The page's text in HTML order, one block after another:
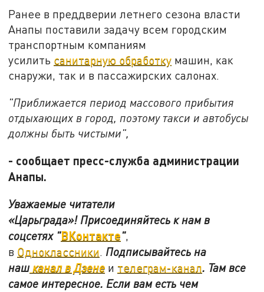
Ранее в преддверии летнего сезона власти
Анапы поставили задачу всем городским
транспортным компаниям
усилить санитарную обработку машин, как
снаружи, так и в пассажирских салонах.
"Приближается период массового прибытия
отдыхающих в город, поэтому такси и автобусы
должны быть чистыми",
- сообщает пресс-служба администрации
Анапы.
Уважаемые читатели
«Царьграда»! Присоединяйтесь к нам в
соцсетях "ВКонтакте",
в Одноклассники. Подписывайтесь на
нашканал в Дзене и телеграм-канал. Там все
самое интересное. Если вам есть чем